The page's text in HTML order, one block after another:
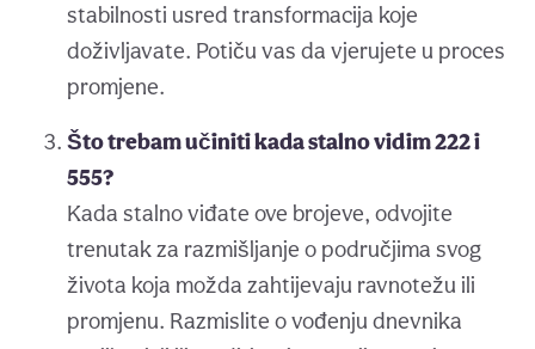
stabilnosti usred transformacija koje
doživljavate. Potiču vas da vjerujete u proces
promjene.
Što trebam učiniti kada stalno vidim 222 i
555?
Kada stalno viđate ove brojeve, odvojite
trenutak za razmišljanje o područjima svog
života koja možda zahtijevaju ravnotežu ili
promjenu. Razmislite o vođenju dnevnika